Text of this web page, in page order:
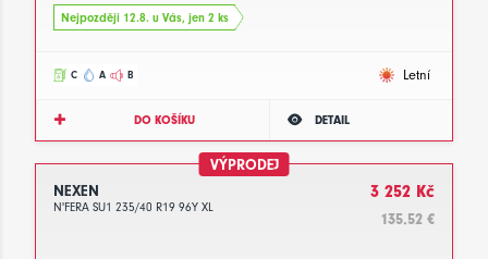
Nejpozději 12.8. u Vás, jen 2 ks
C A B Letní
DO KOŠÍKU DETAIL
VÝPRODEJ
NEXEN
N'FERA SU1 235/40 R19 96Y XL
3 252 Kč
135.52 €